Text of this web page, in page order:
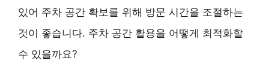
있어 주차 공간 확보를 위해 방문 시간을 조절하는
것이 좋습니다. 주차 공간 활용을 어떻게 최적화할
수 있을까요?